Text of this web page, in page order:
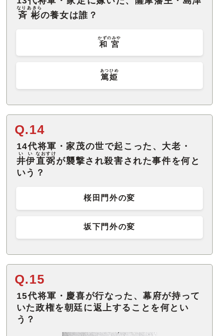
斉彬
なりあきら
の養女は誰？
和宮
かずのみや
篤姫
あつひめ
Q.14
14代将軍・家茂の世で起こった、大老・
井伊
いい
直弼
なおすけ
が襲撃され殺害された事件を何と
いう？
桜田門外の変
坂下門外の変
Q.15
15代将軍・慶喜が行なった、幕府が持って
いた政権を朝廷に返上することを何とい
う？